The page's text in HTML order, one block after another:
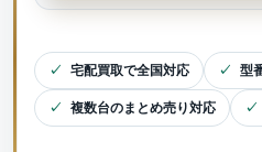
宅配買取で全国対応 型
複数台のまとめ売り対応